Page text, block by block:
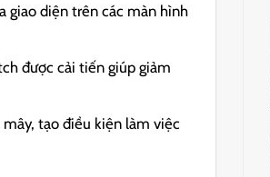
giao diện trên các màn hình
được cải tiến giúp giảm
tạo điều kiện làm việc